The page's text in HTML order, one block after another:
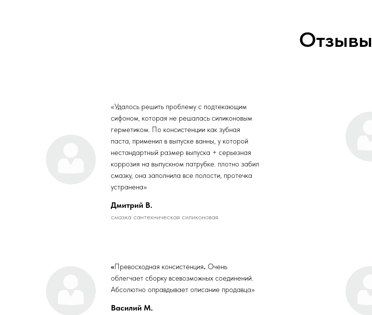
Отзывы
«Удалось решить проблему с подтекающим
сифоном, которая не решалась силиконовым
герметиком. По консистенции как зубная
паста, применил в выпуске ванны, у которой
нестандартный размер выпуска + серьезная
коррозия на выпускном патрубке. плотно забил
смазку, она заполнила все полости, протечка
устранена»
Дмитрий В.
смазка сантехническая силиконовая
«Превосходная консистенция. Очень
облегчает сборку всевозможных соединений.
Абсолютно оправдывает описание продавца»
Василий М.